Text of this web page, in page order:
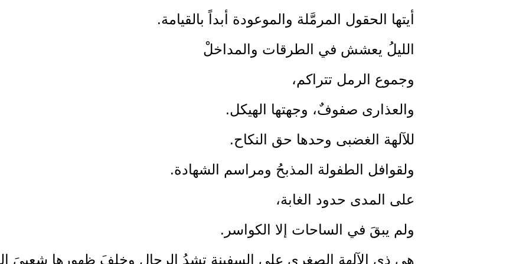
أيتها الحقول المرمَّلة والموعودة أبداً بالقيامة.
الليلُ يعشش في الطرقات والمداخلْ
وجموع الرمل تتراكم،
والعذارى صفوفٌ، وجهتها الهيكل.
للآلهة الغضبى وحدها حق النكاح.
ولقوافل الطفولة المذبحُ ومراسم الشهادة.
على المدى حدود الغابة،
ولم يبقَ في الساحات إلا الكواسر.
هي ذي الآلهة الصغرى على السفينة تشدُ الرحال وخلفَ ظهورِها شعبيَ